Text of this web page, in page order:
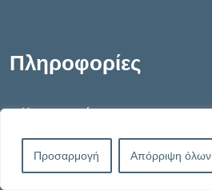
Προσαρμογή Απόρριψη όλων
Πληροφορίες
Καταστατικό
Πολιτική Απορρήτου